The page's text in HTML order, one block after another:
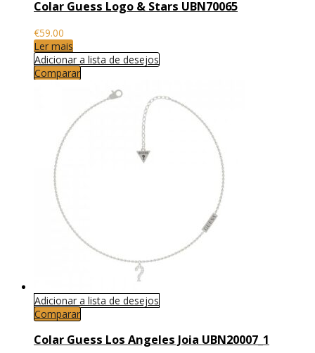
Colar Guess Logo & Stars UBN70065
€59.00
Ler mais
Adicionar a lista de desejos
Comparar
Adicionar a lista de desejos
Comparar
Colar Guess Los Angeles Joia UBN20007_1